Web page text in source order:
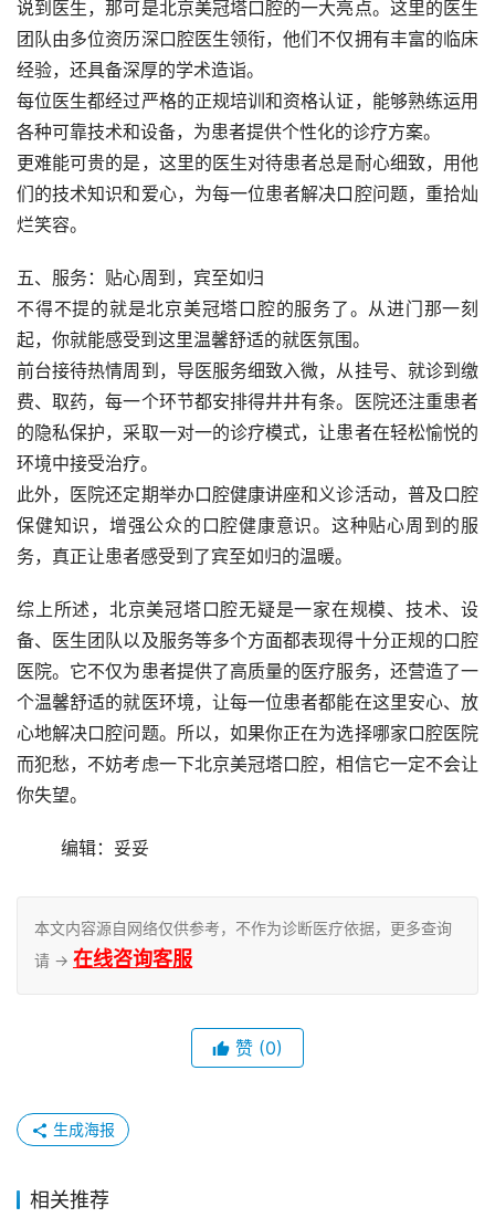
说到医生，那可是北京美冠塔口腔的一大亮点。这里的医生
团队由多位资历深口腔医生领衔，他们不仅拥有丰富的临床
经验，还具备深厚的学术造诣。
每位医生都经过严格的正规培训和资格认证，能够熟练运用
各种可靠技术和设备，为患者提供个性化的诊疗方案。
更难能可贵的是，这里的医生对待患者总是耐心细致，用他
们的技术知识和爱心，为每一位患者解决口腔问题，重拾灿
烂笑容。
五、服务：贴心周到，宾至如归
不得不提的就是北京美冠塔口腔的服务了。从进门那一刻
起，你就能感受到这里温馨舒适的就医氛围。
前台接待热情周到，导医服务细致入微，从挂号、就诊到缴
费、取药，每一个环节都安排得井井有条。医院还注重患者
的隐私保护，采取一对一的诊疗模式，让患者在轻松愉悦的
环境中接受治疗。
此外，医院还定期举办口腔健康讲座和义诊活动，普及口腔
保健知识，增强公众的口腔健康意识。这种贴心周到的服
务，真正让患者感受到了宾至如归的温暖。
综上所述，北京美冠塔口腔无疑是一家在规模、技术、设
备、医生团队以及服务等多个方面都表现得十分正规的口腔
医院。它不仅为患者提供了高质量的医疗服务，还营造了一
个温馨舒适的就医环境，让每一位患者都能在这里安心、放
心地解决口腔问题。所以，如果你正在为选择哪家口腔医院
而犯愁，不妨考虑一下北京美冠塔口腔，相信它一定不会让
你失望。
	编辑：妥妥
本文内容源自网络仅供参考，不作为诊断医疗依据，更多查询
请 → 在线咨询客服
赞 (0)
生成海报
相关推荐